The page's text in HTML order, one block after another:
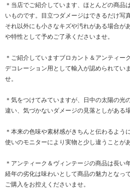
＊当店でご紹介しています、ほとんどの商品
いものです。目立つダメージはできるだけ写
それ以外にも小さなキズや汚れがある場合が
や特性として予めご了承くださいませ。
＊ご紹介していますブロカント＆アンティー
デコレーション用として輸入が認められてい
せ。
＊気をつけてみていますが、日中の太陽の光
違い、気づかないダメージの見落としがある
＊本来の色味や素材感がきちんと伝わるよう
使いのモニターにより実物と少し違うことが
＊アンティーク＆ヴィンテージの商品は長い
経年の劣化は味わいとして商品の魅力となっ
ご購入をお控えくださいませ。